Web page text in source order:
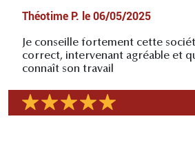
Théotime P. le 06/05/2025
Je conseille fortement cette
correct, intervenant agréable et
connaît son travail